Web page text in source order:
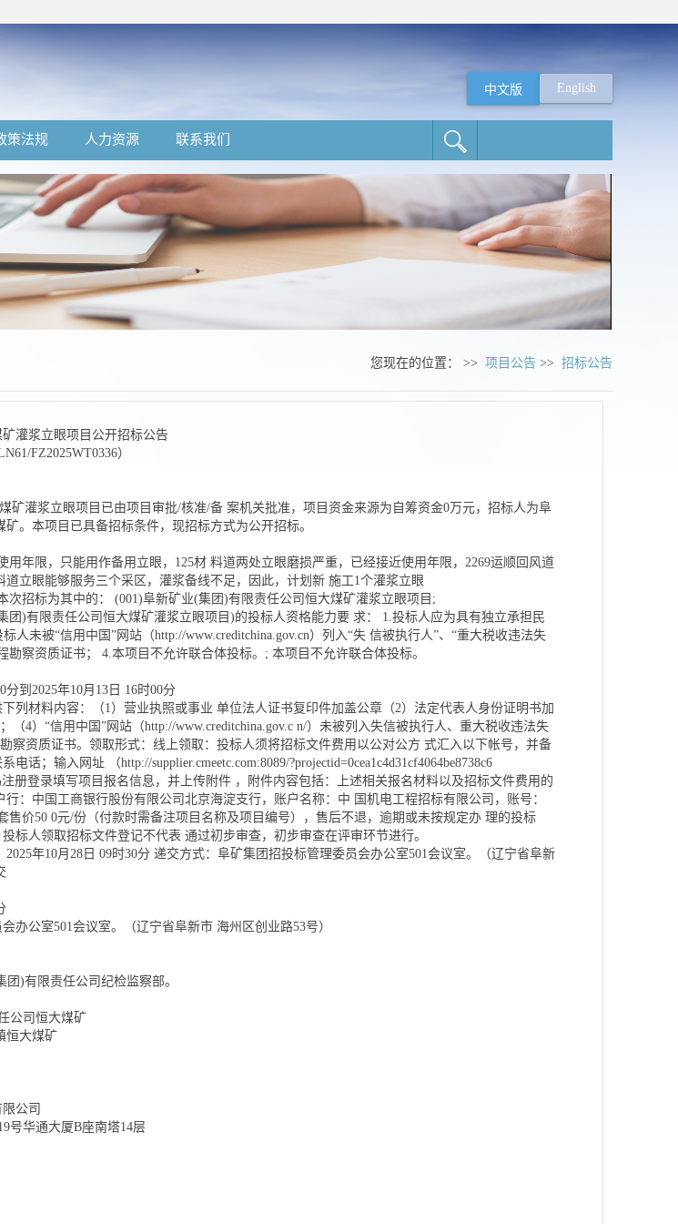
中文版 English
策法规 人力资源 联系我们
您现在的位置： >> 项目公告 >> 招标公告
灌浆立眼项目公开招标公告
FZ2025WT0336）
矿灌浆立眼项目已由项目审批/核准/备 案机关批准，项目资金来源为自筹资金0万元，招标人为阜
。本项目已具备招标条件，现招标方式为公开招标。
用年限，只能用作备用立眼，125材 料道两处立眼磨损严重，已经接近使用年限，2269运顺回风道
道立眼能够服务三个采区，灌浆备线不足，因此，计划新 施工1个灌浆立眼
次招标为其中的： (001)阜新矿业(集团)有限责任公司恒大煤矿灌浆立眼项目;
团)有限责任公司恒大煤矿灌浆立眼项目)的投标人资格能力要 求： 1.投标人应为具有独立承担民
人未被“信用中国”网站（http://www.creditchina.gov.cn）列入“失 信被执行人”、“重大税收违法失
勘察资质证书； 4.本项目不允许联合体投标。; 本项目不允许联合体投标。
到2025年10月13日 16时00分
列材料内容：（1）营业执照或事业 单位法人证书复印件加盖公章（2）法定代表人身份证明书加
（4）“信用中国”网站（http://www.creditchina.gov.c n/）未被列入失信被执行人、重大税收违法失
察资质证书。领取形式：线上领取：投标人须将招标文件费用以公对公方 式汇入以下帐号，并备
话；输入网址 （http://supplier.cmeetc.com:8089/?projectid=0cea1c4d31cf4064be8738c6
册登录填写项目报名信息，并上传附件 ，附件内容包括：上述相关报名材料以及招标文件费用的
：中国工商银行股份有限公司北京海淀支行，账户名称：中 国机电工程招标有限公司，账号：
售价50 0元/份（付款时需备注项目名称及项目编号），售后不退，逾期或未按规定办 理的投标
标人领取招标文件登记不代表 通过初步审查，初步审查在评审环节进行。
年10月28日 09时30分 递交方式：阜矿集团招投标管理委员会办公室501会议室。（辽宁省阜新
办公室501会议室。（辽宁省阜新市 海州区创业路53号）
)有限责任公司纪检监察部。
公司恒大煤矿
恒大煤矿
公司
号华通大厦B座南塔14层